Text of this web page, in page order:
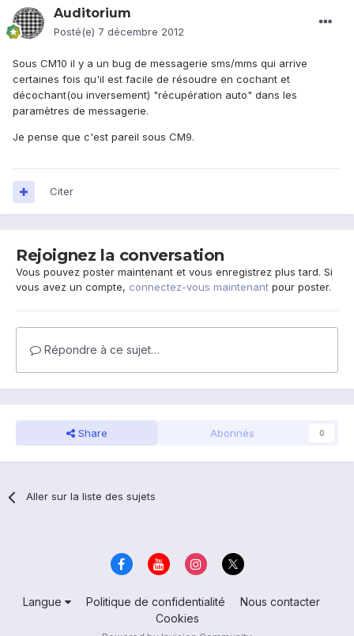
Auditorium
Posté(e) 7 décembre 2012
Sous CM10 il y a un bug de messagerie sms/mms qui arrive
certaines fois qu'il est facile de résoudre en cochant et
décochant(ou inversement) "récupération auto" dans les
paramètres de messagerie.
Je pense que c'est pareil sous CM9.
Citer
Rejoignez la conversation
Vous pouvez poster maintenant et vous enregistrez plus tard. Si
vous avez un compte, connectez-vous maintenant pour poster.
Répondre à ce sujet…
Share Abonnés 0
Aller sur la liste des sujets
Langue Politique de confidentialité
Nous contacter
Cookies